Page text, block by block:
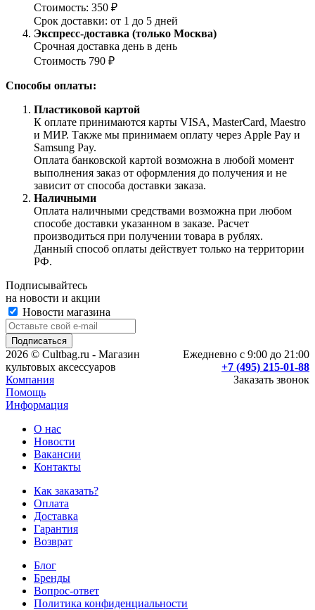
Стоимость: 350 ₽
Срок доставки: от 1 до 5 дней
Экспресс-доставка (только Москва)
Срочная доставка день в день
Стоимость 790 ₽
Способы оплаты:
Пластиковой картой
К оплате принимаются карты VISA, MasterCard, Maestro
и МИР. Также мы принимаем оплату через Apple Pay и
Samsung Pay.
Оплата банковской картой возможна в любой момент
выполнения заказ от оформления до получения и не
зависит от способа доставки заказа.
Наличными
Оплата наличными средствами возможна при любом
способе доставки указанном в заказе. Расчет
производиться при получении товара в рублях.
Данный способ оплаты действует только на территории
РФ.
Подписывайтесь
на новости и акции
Новости магазина
Ежедневно с 9:00 до 21:00
+7 (495) 215-01-88
Заказать звонок
2026 © Cultbag.ru - Магазин
культовых аксессуаров
Компания
Помощь
Информация
О нас
Новости
Вакансии
Контакты
Как заказать?
Оплата
Доставка
Гарантия
Возврат
Блог
Бренды
Вопрос-ответ
Политика конфиденциальности